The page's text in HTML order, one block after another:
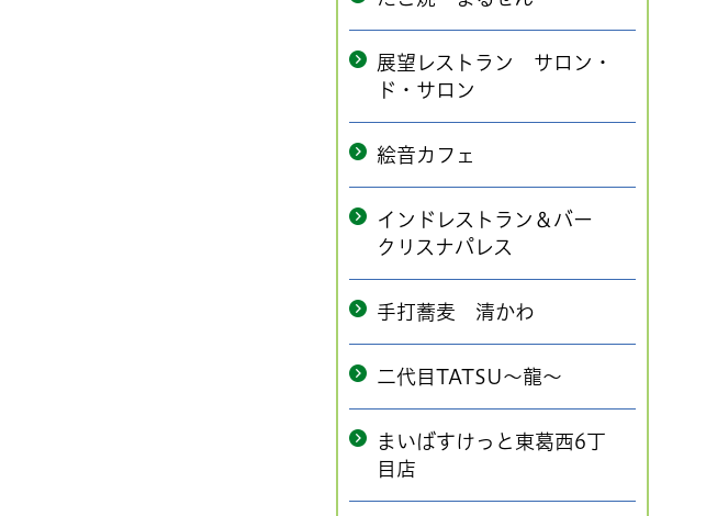
展望レストラン サロン・
ド・サロン
絵音カフェ
インドレストラン＆バー
クリスナパレス
手打蕎麦 清かわ
二代目TATSU～龍～
まいばすけっと東葛西6丁
目店